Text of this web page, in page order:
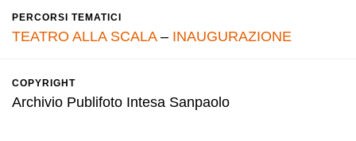
PERCORSI TEMATICI
TEATRO ALLA SCALA– INAUGURAZIONE
COPYRIGHT
Archivio Publifoto Intesa Sanpaolo